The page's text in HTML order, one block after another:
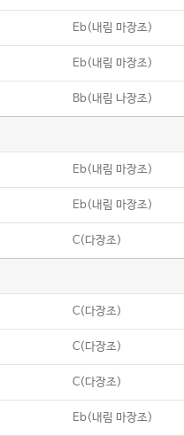
Eb(내림 마장조)
Eb(내림 마장조)
Bb(내림 나장조)
Eb(내림 마장조)
Eb(내림 마장조)
C(다장조)
C(다장조)
C(다장조)
C(다장조)
Eb(내림 마장조)